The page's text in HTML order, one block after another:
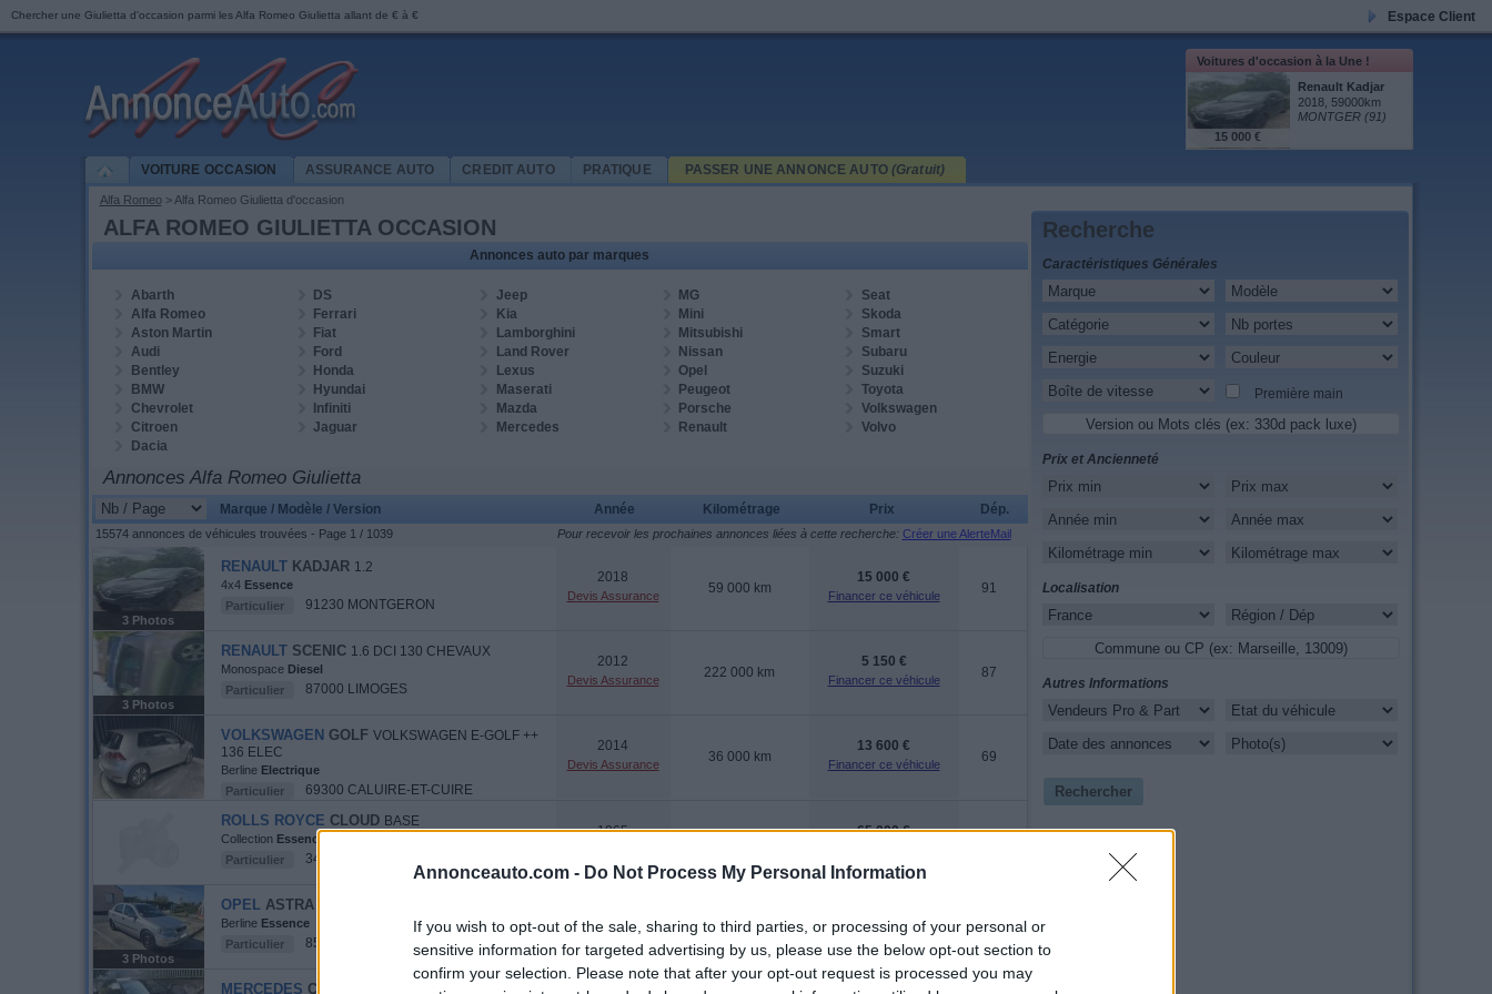
Annonceauto.com - Do Not Process My Personal Information
If you wish to opt-out of the sale, sharing to third parties, or processing of your personal or
sensitive information for targeted advertising by us, please use the below opt-out section to
confirm your selection. Please note that after your opt-out request is processed you may
Chercher une Giulietta d'occasion parmi les Alfa Romeo Giulietta allant de € à € Espace Client
Voitures d'occasion à la Une !
Renault Kadjar
2018, 59000km
MONTGER (91)
15 000 €
VOITURE OCCASION ASSURANCE AUTO CREDIT AUTO PRATIQUE PASSER UNE ANNONCE AUTO (Gratuit)
Alfa Romeo> Alfa Romeo Giulietta d'occasion
ALFA ROMEO GIULIETTA OCCASION
Annonces auto par marques
Abarth
Alfa Romeo
Aston Martin
Audi
Bentley
BMW
Chevrolet
Citroen
Dacia
DS
Ferrari
Fiat
Ford
Honda
Hyundai
Infiniti
Jaguar
Jeep
Kia
Lamborghini
Land Rover
Lexus
Maserati
Mazda
Mercedes
MG
Mini
Mitsubishi
Nissan
Opel
Peugeot
Porsche
Renault
Seat
Skoda
Smart
Subaru
Suzuki
Toyota
Volkswagen
Volvo
Annonces Alfa Romeo Giulietta
Marque / Modèle / Version Année Kilométrage Prix Dép.
Pour recevoir les prochaines annonces liées à cette recherche: Créer une AlerteMail
15574 annonces de véhicules trouvées - Page 1 / 1039
3 Photos
RENAULT KADJAR 1.2
4x4 Essence
Particulier
91230 MONTGERON
2018
Devis Assurance 59 000 km
15 000 €
Financer ce véhicule 91
3 Photos
RENAULT SCENIC 1.6 DCI 130 CHEVAUX
Monospace Diesel
Particulier
87000 LIMOGES
2012
Devis Assurance 222 000 km
5 150 €
Financer ce véhicule 87
VOLKSWAGEN GOLF VOLKSWAGEN E-GOLF ++
136 ELEC
Berline Electrique
Particulier
69300 CALUIRE-ET-CUIRE
2014
Devis Assurance 36 000 km
13 600 €
Financer ce véhicule 69
ROLLS ROYCE CLOUD BASE
Collection Essence
Particulier
34300 AGDE
1965 65 000 €
3 Photos
OPEL ASTRA
Berline Essence
Particulier
85600 TREIZE-SEPTIERS
Devis Assurance 217 000 km Financer ce véhicule 85
MERCEDES CLASSE B 180 CDI DESIGN
Recherche
Caractéristiques Générales
Première main
Prix et Ancienneté
Localisation
Autres Informations